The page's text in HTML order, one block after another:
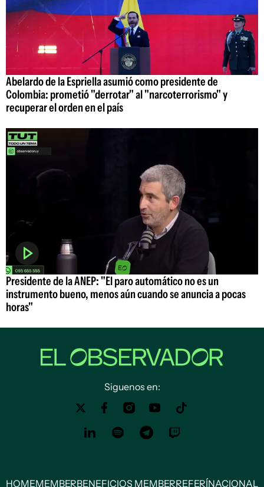
Abelardo de la Espriella asumió como presidente de
Colombia: prometió "derrotar" al "narcoterrorismo" y
recuperar el orden en el país
Presidente de la ANEP: "El paro automático no es un
instrumento bueno, menos aún cuando se anuncia a pocas
horas"
Siguenos en:
HOMEMEMBERBENEFICIOS MEMBERREFERÍNACIONAL